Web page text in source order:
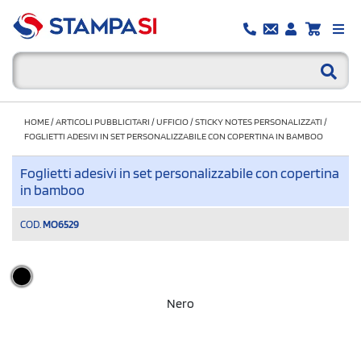
HOME/ARTICOLI PUBBLICITARI /UFFICIO/STICKY NOTES PERSONALIZZATI /
FOGLIETTI ADESIVI IN SET PERSONALIZZABILE CON COPERTINA IN BAMBOO
Foglietti adesivi in set personalizzabile con copertina
in bamboo
COD. MO6529
Nero